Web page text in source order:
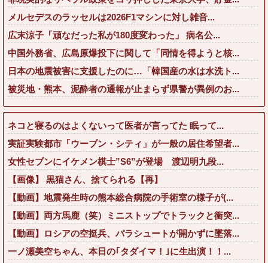
メルセデスのラッセルは2026F1マシンに対し雑音...
広末涼子「頑なだった私が180度変わった」 病名公...
中国外務省、広島原爆投下に関して「同情を得ようと核...
日本の地震被害に支援したのに…「韓国産の水は水洗ト...
被災地・熊本、泥酔者の通報が止まらず県警が異例のお...
ネコと寝るのはよくないって医者が言ってた 眠って...
実証実験都市「ウーブン・シティ」が一般の居住希望者...
女性セブンにイケメン棋士”S6”が登場 渡辺明九段...
【画像】 黒猫さん、捨てられる【再】
【動画】地震発生時の熊本総合病院の手術室の様子が(...
【動画】両方馬鹿（笑）ミニストップでトラックと衝突...
【動画】ロシアの空挺兵、パラシュートが開かずに墜落...
一ノ瀬美空ちゃん、本日の｢タダイマ！｣に生出演！！...